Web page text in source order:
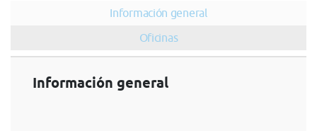
Información general
Oficinas
Información general